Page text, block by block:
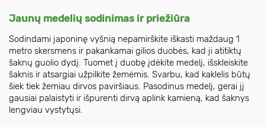
Jaunų medelių sodinimas ir priežiūra
Sodindami japoninę vyšnią nepamirškite iškasti maždaug 1
metro skersmens ir pakankamai gilios duobės, kad ji atitiktų
šaknų guolio dydį. Tuomet į duobę įdėkite medelį, išskleiskite
šaknis ir atsargiai užpilkite žemėmis. Svarbu, kad kaklelis būtų
šiek tiek žemiau dirvos paviršiaus. Pasodinus medelį, gerai jį
gausiai palaistyti ir išpurenti dirvą aplink kamieną, kad šaknys
lengviau vystytųsi.